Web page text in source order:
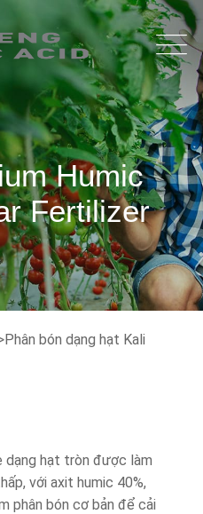
Humic
Fertilizer
bón dạng hạt Kali
dạng hạt tròn được làm
với axit humic 40%,
phân bón cơ bản để cải